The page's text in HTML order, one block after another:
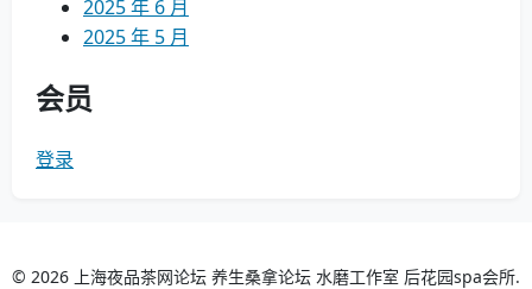
2025 年 6 月
2025 年 5 月
会员
登录
© 2026 上海夜品茶网论坛 养生桑拿论坛 水磨工作室 后花园spa会所.